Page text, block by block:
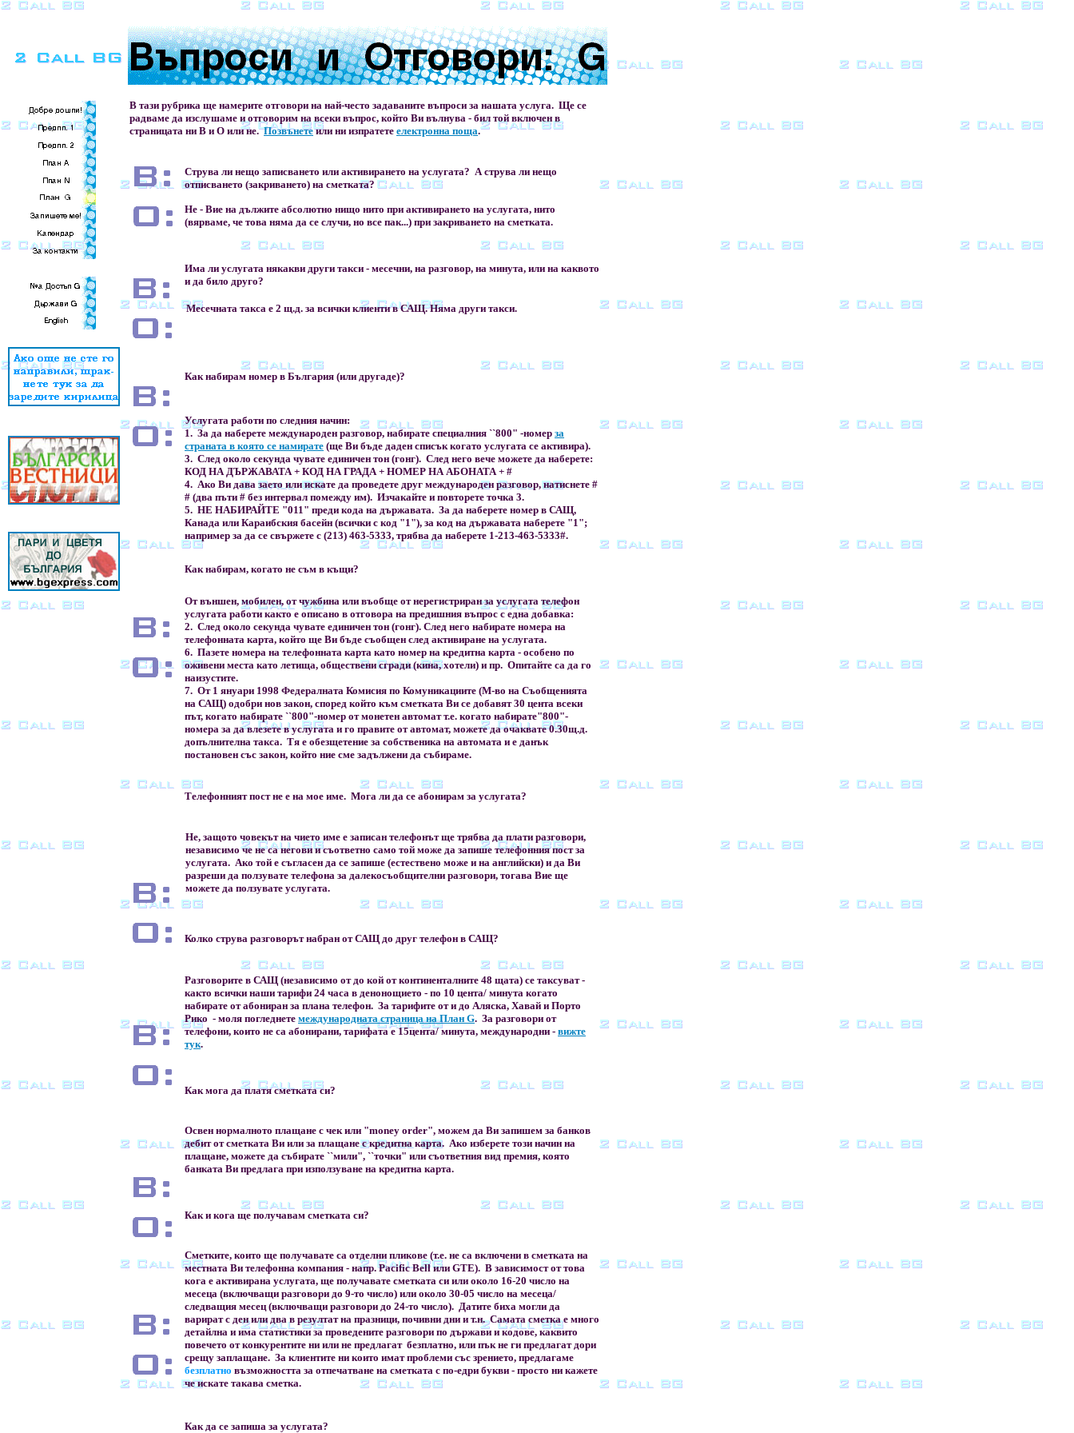
В тази рубрика ще намерите отговори на най-често задаваните въпроси за нашата услуга. Ще се
радваме да изслушаме и отговорим на всеки въпрос, който Ви вълнува - бил той включен в
страницата ни В и О или не.Позвънетеили ни изпратете електронна поща.
Струва ли нещо записването или активирането на услугата? А струва ли нещо
отписването (закриването) на сметката?
Не - Вие на дължите абсолютно нищо нито при активирането на услугата, нито
(вярваме, че това няма да се случи, но все пак...) при закриването на сметката.
Има ли услугата някакви други такси - месечни, на разговор, на минута, или на каквото
и да било друго?
Месечната такса е 2 щ.д. за всички клиенти в САЩ. Няма други такси.
Как набирам номер в България (или другаде)?
Услугата работи по следния начин:
1. За да наберете международен разговор, набирате специалния ``800" -номер за
страната в която се намирате (ще Ви бъде даден списък когато услугата се активира).
3. След около секунда чувате единичен тон (гонг). След него вече можете да наберете:
КОД НА ДЪРЖАВАТА + КОД НА ГРАДА + НОМЕР НА АБОНАТА + #
4. Ако Ви дава заето или искате да проведете друг международен разговор, натиснете #
# (два пъти # без интервал помежду им). Изчакайте и повторете точка 3.
5. НЕ НАБИРАЙТЕ "011" преди кода на държавата. За да наберете номер в САЩ,
Канада или Караибския басейн (всички с код "1"), за код на държавата наберете "1";
например за да се свържете с (213) 463-5333, трябва да наберете 1-213-463-5333#.
Как набирам, когато не съм в къщи?
От външен, мобилен, от чужбина или въобще от нерегистриран за услугата телефон
услугата работи както е описано в отговора на предишния въпрос с една добавка:
2. След около секунда чувате единичен тон (гонг). След него набирате номера на
телефонната карта, който ще Ви бъде съобщен след активиране на услугата.
6. Пазете номера на телефонната карта като номер на кредитна карта - особено по
оживени места като летища, обществени сгради (кина, хотели) и пр. Опитайте са да го
наизустите.
7. От 1 януари 1998 Федералната Комисия по Комуникациите (М-во на Съобщенията
на САЩ) одобри нов закон, според който към сметката Ви се добавят 30 цента всеки
път, когато набирате ``800"-номер от монетен автомат т.е. когато набирате"800"-
номера за да влезете в услугата и го правите от автомат, можете да очаквате 0.30щ.д.
допълнителна такса. Тя е обезщетение за собственика на автомата и е данък
постановен със закон, който ние сме задължени да събираме.
Телефонният пост не е на мое име. Мога ли да се абонирам за услугата?
Не, защото човекът на чието име е записан телефонът ще трябва да плати разговори,
независимо че не са негови и съответно само той може да запише телефонния пост за
услугата. Ако той е съгласен да се запише (естествено може и на английски) и да Ви
разреши да ползувате телефона за далекосъобщителни разговори, тогава Вие ще
можете да ползувате услугата.
Колко струва разговорът набран от САЩ до друг телефон в САЩ?
Разговорите в САЩ (независимо от до кой от континенталните 48 щата) се таксуват -
както всички наши тарифи 24 часа в денонощието - по 10 цента/ минута когато
набирате от абониран за плана телефон. За тарифите от и до Аляска, Хавай и Порто
Рико - моля погледнете международната страница на План G. За разговори от
телефони, които не са абонирани, тарифата е 15цента/ минута, международни - вижте
тук.
Как мога да платя сметката си?
Освен нормалното плащане с чек или "money order", можем да Ви запишем за банков
дебит от сметката Ви или за плащане с кредитна карта. Ако изберете този начин на
плащане, можете да събирате ``мили", ``точки" или съответния вид премия, която
банката Ви предлага при използуване на кредитна карта.
Как и кога ще получавам сметката си?
Сметките, които ще получавате са отделни пликове (т.е. не са включени в сметката на
местната Ви телефонна компания - напр. Pacific Bell или GTE). В зависимост от това
кога е активирана услугата, ще получавате сметката си или около 16-20 число на
месеца (включващи разговори до 9-то число) или около 30-05 число на месеца/
следващия месец (включващи разговори до 24-то число). Датите биха могли да
варират с ден или два в резултат на празници, почивни дни и т.н. Самата сметка е много
детайлна и има статистики за проведените разговори по държави и кодове, каквито
повечето от конкурентите ни или не предлагат безплатно, или пък не ги предлагат дори
срещу заплащане. За клиентите ни които имат проблеми със зрението, предлагаме
безплатно възможността за отпечатване на сметката с по-едри букви - просто ни кажете
че искате такава сметка.
Как да се запиша за услугата?